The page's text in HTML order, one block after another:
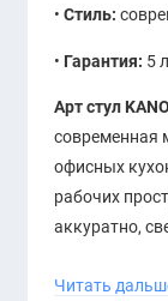
• Стиль:
• Гарантия: 5
Арт стул
современная
офисных
рабочих
аккуратно,
Читать